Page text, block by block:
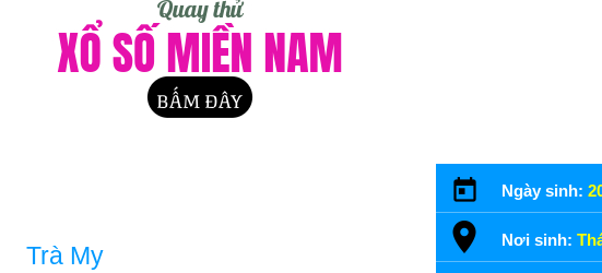
Trà My
Ngày sinh:
Nơi sinh: